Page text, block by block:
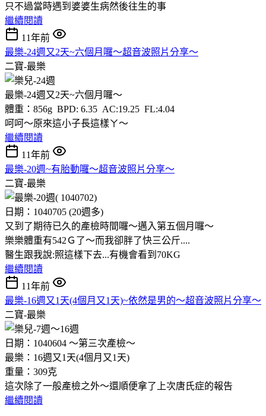
只不過當時遇到婆婆生病然後往生的事
繼續閱讀
11年前
最樂-24週又2天~六個月囉～超音波照片分享～
二寶-最樂
最樂-24週又2天~六個月囉～
體重：856g BPD: 6.35 AC:19.25 FL:4.04
呵呵～原來這小子長這樣ㄚ～
繼續閱讀
11年前
最樂-20週~有胎動囉～超音波照片分享～
二寶-最樂
日期：1040705 (20週多)
又到了期待已久的產檢時間囉～邁入第五個月囉～
樂樂體重有542Ｇ了～而我卻胖了快三公斤....
醫生跟我說:照這樣下去...有機會看到70KG
繼續閱讀
11年前
最樂-16週又1天(4個月又1天)~依然是男的～超音波照片分享～
二寶-最樂
日期：1040604 ～第三次產檢～
最樂：16週又1天(4個月又1天)
重量：309克
這次除了一般產檢之外～還順便拿了上次唐氏症的報告
繼續閱讀